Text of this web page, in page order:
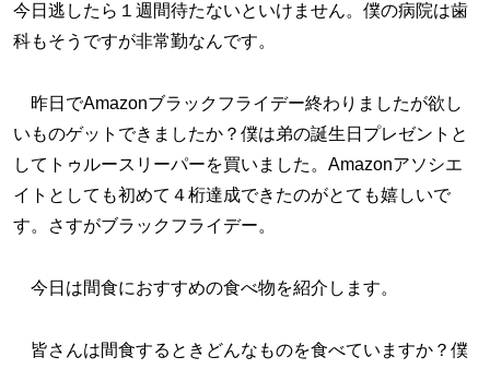
今日逃したら１週間待たないといけません。僕の病院は歯
科もそうですが非常勤なんです。
昨日でAmazonブラックフライデー終わりましたが欲し
いものゲットできましたか？僕は弟の誕生日プレゼントと
してトゥルースリーパーを買いました。Amazonアソシエ
イトとしても初めて４桁達成できたのがとても嬉しいで
す。さすがブラックフライデー。
今日は間食におすすめの食べ物を紹介します。
皆さんは間食するときどんなものを食べていますか？僕